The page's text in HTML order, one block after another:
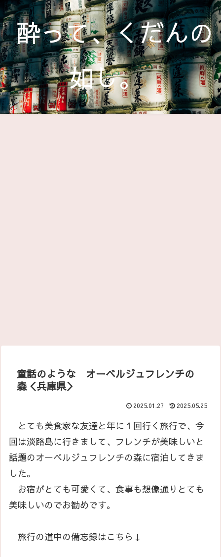
酔って、くだんの
如し。
童話のような オーベルジュフレンチの
森＜兵庫県＞
2025.01.27 2025.05.25
とても美食家な友達と年に１回行く旅行で、今
回は淡路島に行きまして、フレンチが美味しいと
話題のオーベルジュフレンチの森に宿泊してきま
した。
お宿がとても可愛くて、食事も想像通りとても
美味しいのでお勧めです。
旅行の道中の備忘録はこちら↓